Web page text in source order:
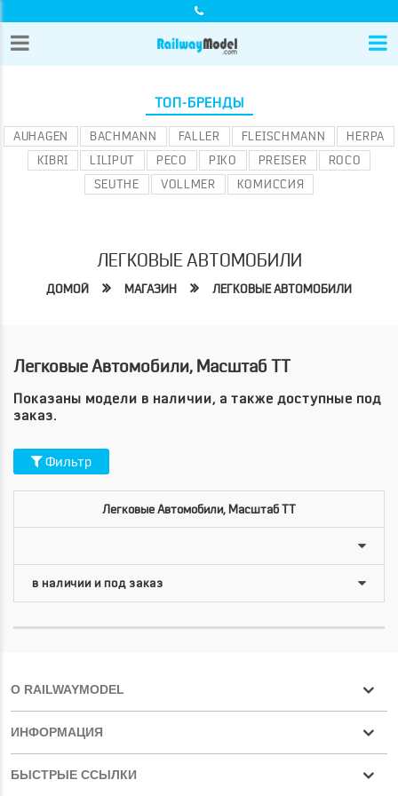
ТОП-БРЕНДЫ
AUHAGEN BACHMANN FALLER FLEISCHMANN
HERPA
KIBRI
LILIPUT PECO PIKO PREISER
ROCO
SEUTHE
VOLLMER КОМИССИЯ
ЛЕГКОВЫЕ АВТОМОБИЛИ
ДОМОЙ МАГАЗИН ЛЕГКОВЫЕ АВТОМОБИЛИ
Легковые Автомобили, Масштаб TT
Показаны модели в наличии, а также доступные под
заказ.
Фильтр
Легковые Автомобили, Масштаб TT
О RAILWAYMODEL
ИНФОРМАЦИЯ
БЫСТРЫЕ ССЫЛКИ